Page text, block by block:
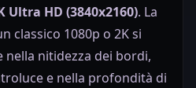
Ultra HD (3840x2160). La
classico 1080p o 2K si
nitidezza dei bordi,
e nella profondità di